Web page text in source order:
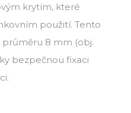
krytím, které
použití. Tento
8 mm (obj.
bezpečnou fixaci